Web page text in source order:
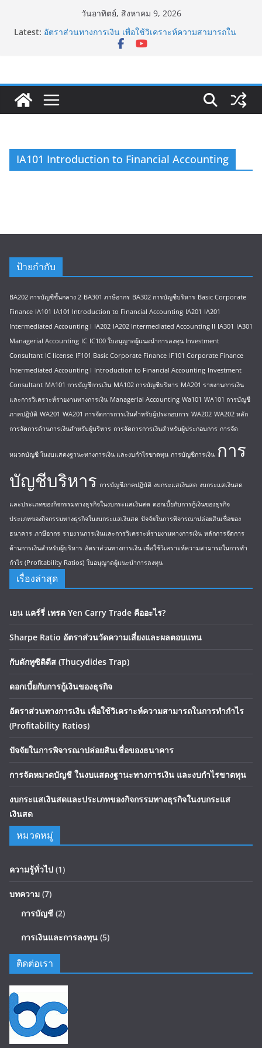
วันอาทิตย์, สิงหาคม 9, 2026
Latest:
ดอกเบี้ยกับการกู้เงินของธุรกิจ
อัตราส่วนทางการเงิน เพื่อใช้วิเคราะห์ความสามารถใน
การทำกำไร (Profitability Ratios)
IA101 Introduction to Financial Accounting
ป้ายกำกับ
BA202 การบัญชีชั้นกลาง 2 BA301 ภาษีอากร BA302 การบัญชีบริหาร Basic Corporate
Finance IA101 IA101 Introduction to Financial Accounting IA201 IA201
Intermediated Accounting I IA202 IA202 Intermediated Accounting II IA301 IA301
Managerial Accounting IC IC100 ใบอนุญาตผู้แนะนำการลงทุน Investment
Consultant IC license IF101 Basic Corporate Finance IF101 Corporate Finance
Intermediated Accounting I Introduction to Financial Accounting Investment
Consultant MA101 การบัญชีการเงิน MA102 การบัญชีบริหาร MA201 รายงานการเงิน
และการวิเคราะห์รายงานทางการเงิน Managerial Accounting Wa101 WA101 การบัญชี
ภาคปฏิบัติ WA201 WA201 การจัดการการเงินสำหรับผู้ประกอบการ WA202 WA202 หลัก
การจัดการด้านการเงินสำหรับผู้บริหาร การจัดการการเงินสำหรับผู้ประกอบการ การจัด
หมวดบัญชี ในงบแสดงฐานะทางการเงิน และงบกำไรขาดทุน การบัญชีการเงิน การ
บัญชีบริหาร การบัญชีภาคปฏิบัติ งบกระแสเงินสด งบกระแสเงินสด
และประเภทของกิจกรรมทางธุรกิจในงบกระแสเงินสด ดอกเบี้ยกับการกู้เงินของธุรกิจ
ประเภทของกิจกรรมทางธุรกิจในงบกระแสเงินสด ปัจจัยในการพิจารณาปล่อยสินเชื่อของ
ธนาคาร ภาษีอากร รายงานการเงินและการวิเคราะห์รายงานทางการเงิน หลักการจัดการ
ด้านการเงินสำหรับผู้บริหาร อัตราส่วนทางการเงิน เพื่อใช้วิเคราะห์ความสามารถในการทำ
กำไร (Profitability Ratios) ใบอนุญาตผู้แนะนำการลงทุน
เรื่องล่าสุด
เยน แคร์รี่ เทรด Yen Carry Trade คืออะไร?
Sharpe Ratio อัตราส่วนวัดความเสี่ยงและผลตอบแทน
กับดักทูซิดิดีส (Thucydides Trap)
ดอกเบี้ยกับการกู้เงินของธุรกิจ
อัตราส่วนทางการเงิน เพื่อใช้วิเคราะห์ความสามารถในการทำกำไร
(Profitability Ratios)
ปัจจัยในการพิจารณาปล่อยสินเชื่อของธนาคาร
การจัดหมวดบัญชี ในงบแสดงฐานะทางการเงิน และงบกำไรขาดทุน
งบกระแสเงินสดและประเภทของกิจกรรมทางธุรกิจในงบกระแส
เงินสด
หมวดหมู่
ความรู้ทั่วไป (1)
บทความ (7)
การบัญชี (2)
การเงินและการลงทุน (5)
ติดต่อเรา